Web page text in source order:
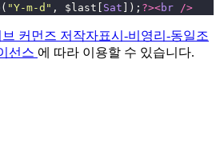
( "Y-m-d " , $last[ Sat ]); ?><br />
커먼즈 저작자표시-비영리-동일조
선스 에 따라 이용할 수 있습니다.